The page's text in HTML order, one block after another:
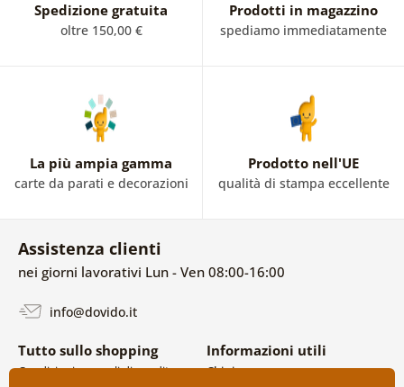
Spedizione gratuita
oltre 150,00 €
Prodotti in magazzino
spediamo immediatamente
La più ampia gamma
carte da parati e decorazioni
Prodotto nell'UE
qualità di stampa eccellente
Assistenza clienti
nei giorni lavorativi Lun - Ven 08:00-16:00
info@dovido.it
Tutto sullo shopping
Condizioni generali di vendita e
Informazioni utili
Chi siamo